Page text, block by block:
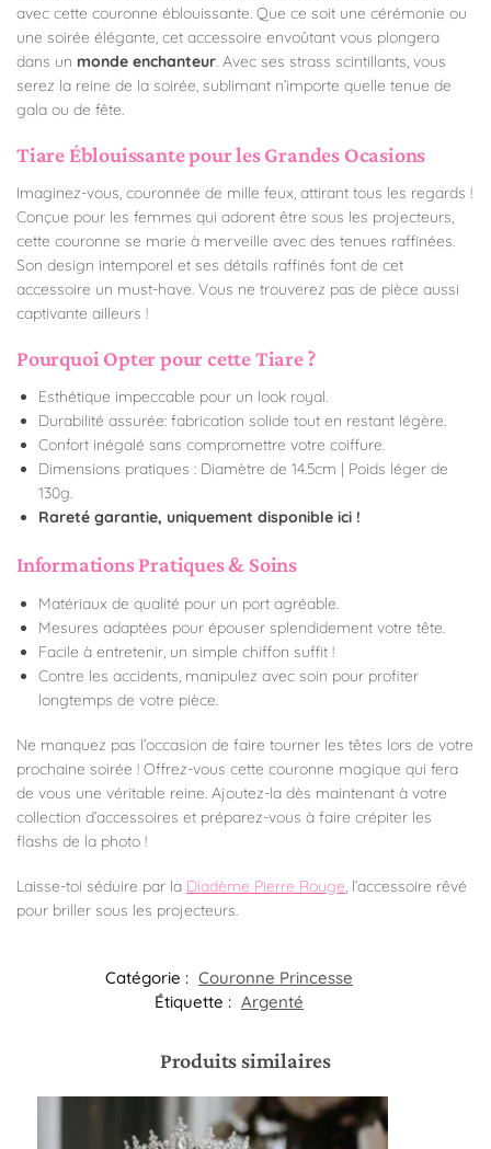
avec cette couronne éblouissante. Que ce soit une cérémonie ou
une soirée élégante, cet accessoire envoûtant vous plongera
dans un monde enchanteur . Avec ses strass scintillants, vous
serez la reine de la soirée, sublimant n’importe quelle tenue de
gala ou de fête.
Tiare Éblouissante pour les Grandes Ocasions
Imaginez-vous, couronnée de mille feux, attirant tous les regards !
Conçue pour les femmes qui adorent être sous les projecteurs,
cette couronne se marie à merveille avec des tenues raffinées.
Son design intemporel et ses détails raffinés font de cet
accessoire un must-have. Vous ne trouverez pas de pièce aussi
captivante ailleurs !
Pourquoi Opter pour cette Tiare ?
Esthétique impeccable pour un look royal.
Durabilité assurée: fabrication solide tout en restant légère.
Confort inégalé sans compromettre votre coiffure.
Dimensions pratiques : Diamètre de 14.5cm | Poids léger de
130g.
Rareté garantie, uniquement disponible ici !
Informations Pratiques & Soins
Matériaux de qualité pour un port agréable.
Mesures adaptées pour épouser splendidement votre tête.
Facile à entretenir, un simple chiffon suffit !
Contre les accidents, manipulez avec soin pour profiter
longtemps de votre pièce.
Ne manquez pas l’occasion de faire tourner les têtes lors de votre
prochaine soirée ! Offrez-vous cette couronne magique qui fera
de vous une véritable reine. Ajoutez-la dès maintenant à votre
collection d’accessoires et préparez-vous à faire crépiter les
flashs de la photo !
Laisse-toi séduire par la Diadème Pierre Rouge , l’accessoire rêvé
pour briller sous les projecteurs.
Catégorie : Couronne Princesse
Étiquette : Argenté
Produits similaires